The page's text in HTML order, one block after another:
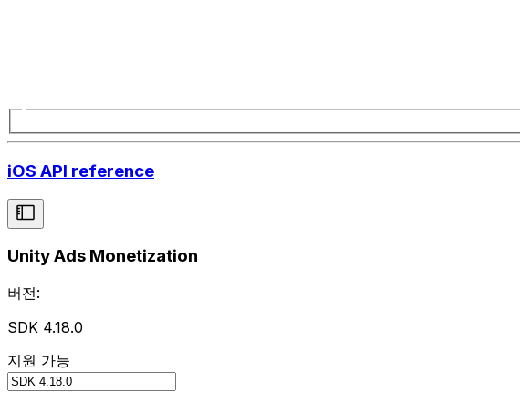
iOS API reference
Unity Ads Monetization
버전:
SDK 4.18.0
지원 가능